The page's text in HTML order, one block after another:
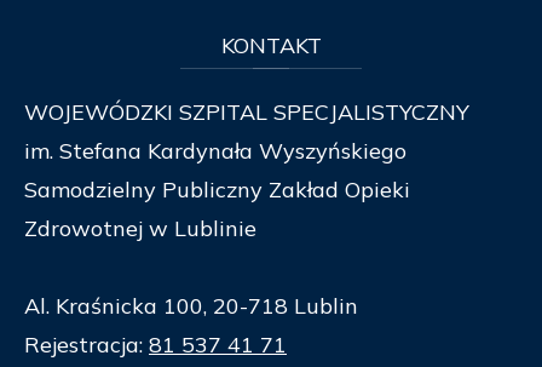
KONTAKT
WOJEWÓDZKI SZPITAL SPECJALISTYCZNY
im. Stefana Kardynała Wyszyńskiego
Samodzielny Publiczny Zakład Opieki
Zdrowotnej w Lublinie
Al. Kraśnicka 100, 20-718 Lublin
Rejestracja: 81 537 41 71